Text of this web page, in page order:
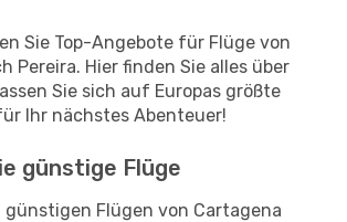
Sie Top-Angebote für Flüge von
Pereira. Hier finden Sie alles über
Sie sich auf Europas größte
Ihr nächstes Abenteuer!
günstige Flüge
günstigen Flügen von Cartagena